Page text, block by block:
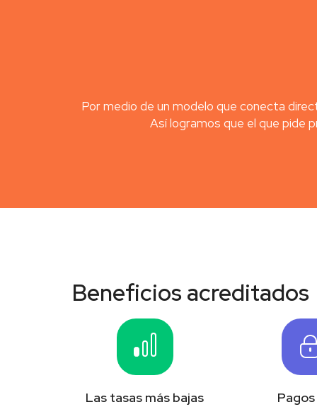
Por medio de un modelo que conecta
Así logramos que el que pide
Beneficios acreditados
Las tasas más bajas